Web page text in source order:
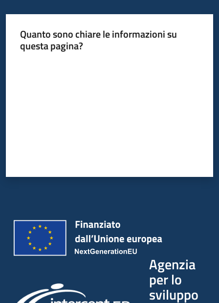
Quanto sono chiare le informazioni su
questa pagina?
Agenzia
per lo
sviluppo